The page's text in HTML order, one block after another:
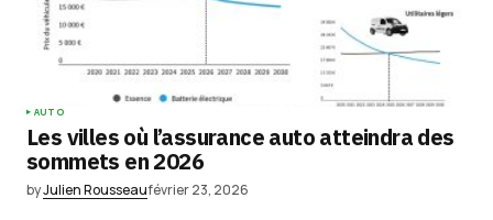
AUTO
Les villes où l’assurance auto atteindra des
sommets en 2026
byJulien Rousseaufévrier 23, 2026